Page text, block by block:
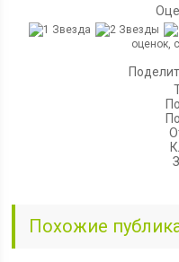
оценок,
Похожие